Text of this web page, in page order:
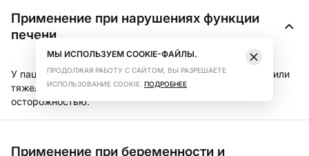
Применение при нарушениях функции
печени
У пациентов с печеночной недостаточностью средней или
тяжелой степени препарат следует применять с
осторожностью.
Применение при беременности и
МЫ ИСПОЛЬЗУЕМ COOKIE-ФАЙЛЫ.
ПРОДОЛЖАЯ РАБОТУ С САЙТОМ, ВЫ РАЗРЕШАЕТЕ
ИСПОЛЬЗОВАНИЕ COOKIE. ПОДРОБНЕЕ